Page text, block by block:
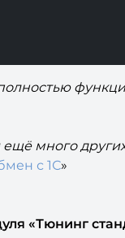
ещё много
с 1С»
«Тюнинг